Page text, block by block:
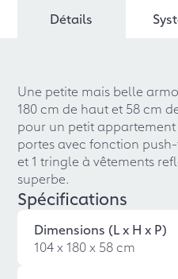
Détails
Une petite mais belle
180 cm de haut et 58 cm
pour un petit
portes avec fonction
et 1 tringle à vêtements
superbe.
Spécifications
Dimensions (L x H x P)
104 x 180 x 58 cm